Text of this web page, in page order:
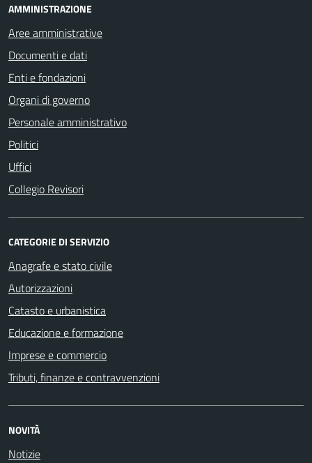
AMMINISTRAZIONE
Aree amministrative
Documenti e dati
Enti e fondazioni
Organi di governo
Personale amministrativo
Politici
Uffici
Collegio Revisori
CATEGORIE DI SERVIZIO
Anagrafe e stato civile
Autorizzazioni
Catasto e urbanistica
Educazione e formazione
Imprese e commercio
Tributi, finanze e contravvenzioni
NOVITÀ
Notizie